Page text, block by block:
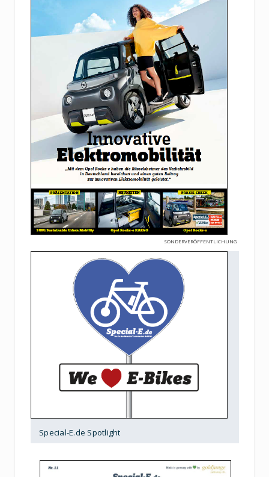
SONDERVERÖFFENTLICHUNG
Special-E.de Spotlight